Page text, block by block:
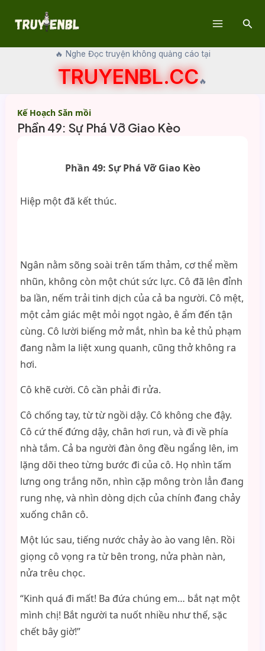
🔥 Nghe Đọc truyện không quảng cáo tại
TRUYENBL.CC🔥
Kế Hoạch Săn mồi
Phần 49: Sự Phá Vỡ Giao Kèo
Phần 49: Sự Phá Vỡ Giao Kèo
Hiệp một đã kết thúc.
Ngân nằm sõng soài trên tấm thảm, cơ thể mềm
nhũn, không còn một chút sức lực. Cô đã lên đỉnh
ba lần, nếm trải tinh dịch của cả ba người. Cô mệt,
một cảm giác mệt mỏi ngọt ngào, ê ẩm đến tận
cùng. Cô lười biếng mở mắt, nhìn ba kẻ thủ phạm
đang nằm la liệt xung quanh, cũng thở không ra
hơi.
Cô khẽ cười. Cô cần phải đi rửa.
Cô chống tay, từ từ ngồi dậy. Cô không che đậy.
Cô cứ thế đứng dậy, chân hơi run, và đi về phía
nhà tắm. Cả ba người đàn ông đều ngẩng lên, im
lặng dõi theo từng bước đi của cô. Họ nhìn tấm
lưng ong trắng nõn, nhìn cặp mông tròn lẳn đang
rung nhẹ, và nhìn dòng dịch của chính đang chảy
xuống chân cô.
Một lúc sau, tiếng nước chảy ào ào vang lên. Rồi
giọng cô vọng ra từ bên trong, nửa phàn nàn,
nửa trêu chọc.
“Kinh quá đi mất! Ba đứa chúng em… bắt nạt một
mình chị! Bắt người ta nuốt nhiều như thế, sặc
chết bây giờ!”